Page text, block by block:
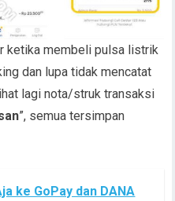
ketika membeli pulsa listrik
dan lupa tidak mencatat
lagi nota/struk transaksi
”, semua tersimpan
ke GoPay dan DANA